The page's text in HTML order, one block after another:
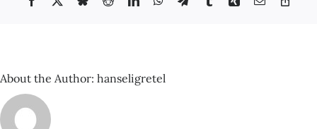
About the Author: hanseligretel